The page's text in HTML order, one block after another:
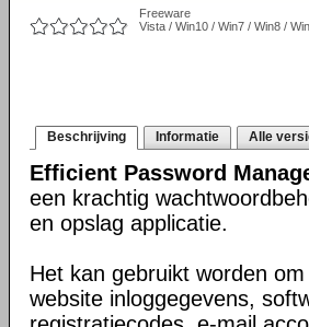
Freeware
Vista / Win10 / Win7 / Win8 /
Beschrijving Informatie Alle
Efficient Password
een krachtig
en opslag applicatie.
Het kan gebruikt worden om
website inloggegevens,